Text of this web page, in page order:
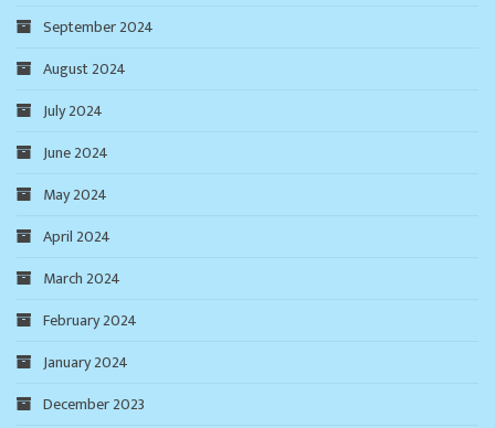
September 2024
August 2024
July 2024
June 2024
May 2024
April 2024
March 2024
February 2024
January 2024
December 2023